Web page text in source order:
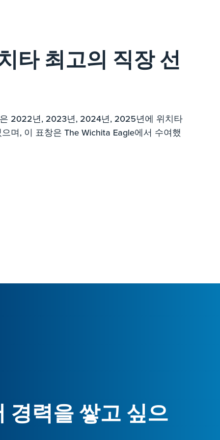
타 최고의 직장 선
2022년, 2023년, 2024년, 2025년에 위치타
며, 이 표창은 The Wichita Eagle에서 수여했
경력을 쌓고 싶으